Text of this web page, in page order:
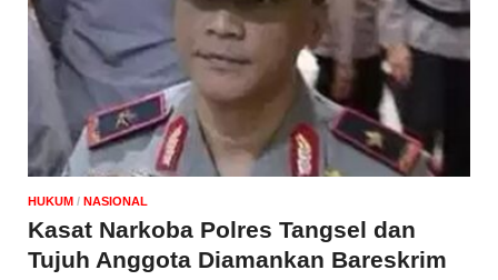
HUKUM / NASIONAL
Kasat Narkoba Polres Tangsel dan
Tujuh Anggota Diamankan Bareskrim